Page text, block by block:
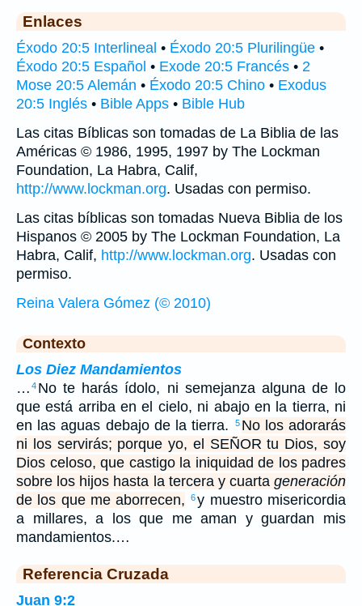
Enlaces
Éxodo 20:5 Interlineal • Éxodo 20:5 Plurilingüe •
Éxodo 20:5 Español • Exode 20:5 Francés • 2
Mose 20:5 Alemán • Éxodo 20:5 Chino • Exodus
20:5 Inglés • Bible Apps • Bible Hub
Las citas Bíblicas son tomadas de La Biblia de las
Américas © 1986, 1995, 1997 by The Lockman
Foundation, La Habra, Calif,
http://www.lockman.org. Usadas con permiso.
Las citas bíblicas son tomadas Nueva Biblia de los
Hispanos © 2005 by The Lockman Foundation, La
Habra, Calif, http://www.lockman.org. Usadas con
permiso.
Reina Valera Gómez (© 2010)
Contexto
Los Diez Mandamientos
… 4 No te harás ídolo, ni semejanza alguna de lo
que está arriba en el cielo, ni abajo en la tierra, ni
en las aguas debajo de la tierra.
5 No los adorarás
ni los servirás; porque yo, el SEÑOR tu Dios, soy
Dios celoso, que castigo la iniquidad de los padres
sobre los hijos hasta la tercera y cuarta generación
de los que me aborrecen,
6 y muestro misericordia
a millares, a los que me aman y guardan mis
mandamientos.…
Referencia Cruzada
Juan 9:2